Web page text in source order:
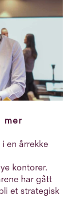
mer
en årrekke
kontorer.
har gått
et strategisk